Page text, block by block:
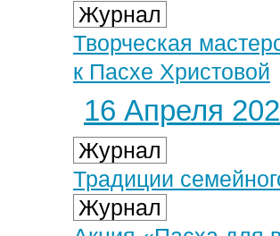
Журнал
Творческая
к Пасхе Христовой
16 Апреля
Журнал
Традиции
Журнал